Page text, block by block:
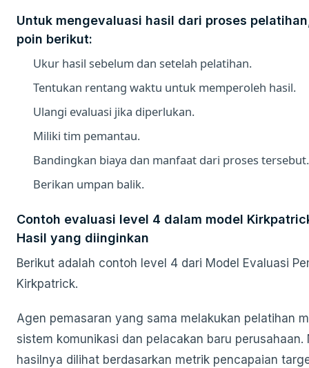
Untuk mengevaluasi hasil dari proses
poin berikut:
Ukur hasil sebelum dan setelah pelatihan.
Tentukan rentang waktu untuk memperoleh hasil.
Ulangi evaluasi jika diperlukan.
Miliki tim pemantau.
Bandingkan biaya dan manfaat dari proses tersebut.
Berikan umpan balik.
Contoh evaluasi level 4 dalam model
Hasil yang diinginkan
Berikut adalah contoh level 4 dari Model Evaluasi
Kirkpatrick.
Agen pemasaran yang sama melakukan pelatihan
sistem komunikasi dan pelacakan baru perusahaan.
hasilnya dilihat berdasarkan metrik pencapaian